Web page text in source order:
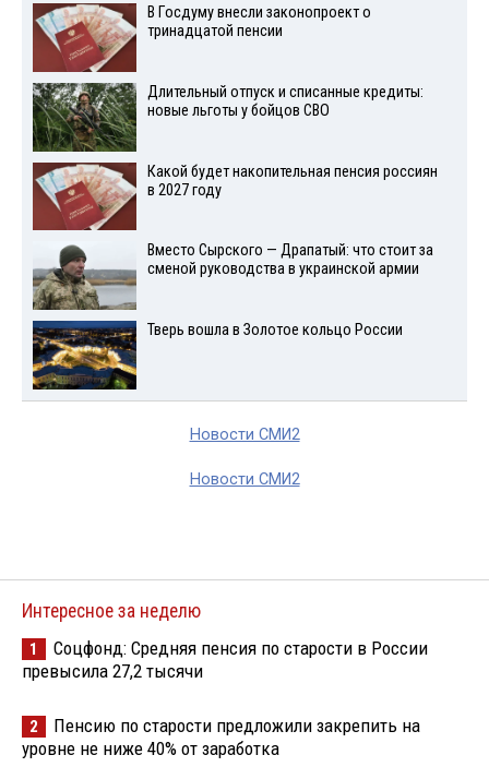
В Госдуму внесли законопроект о
тринадцатой пенсии
Длительный отпуск и списанные кредиты:
новые льготы у бойцов СВО
Какой будет накопительная пенсия россиян
в 2027 году
Вместо Сырского — Драпатый: что стоит за
сменой руководства в украинской армии
Тверь вошла в Золотое кольцо России
Новости СМИ2
Новости СМИ2
Интересное за неделю
1
Соцфонд: Средняя пенсия по старости в России
превысила 27,2 тысячи
2
Пенсию по старости предложили закрепить на
уровне не ниже 40% от заработка